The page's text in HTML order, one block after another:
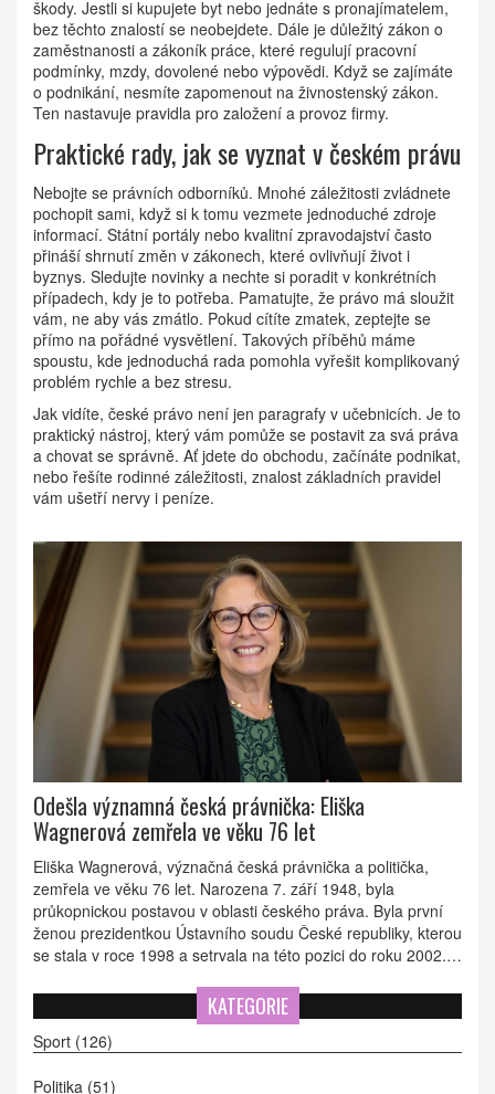
škody. Jestli si kupujete byt nebo jednáte s pronajímatelem,
bez těchto znalostí se neobejdete. Dále je důležitý zákon o
zaměstnanosti a zákoník práce, které regulují pracovní
podmínky, mzdy, dovolené nebo výpovědi. Když se zajímáte
o podnikání, nesmíte zapomenout na živnostenský zákon.
Ten nastavuje pravidla pro založení a provoz firmy.
Praktické rady, jak se vyznat v českém právu
Nebojte se právních odborníků. Mnohé záležitosti zvládnete
pochopit sami, když si k tomu vezmete jednoduché zdroje
informací. Státní portály nebo kvalitní zpravodajství často
přináší shrnutí změn v zákonech, které ovlivňují život i
byznys. Sledujte novinky a nechte si poradit v konkrétních
případech, kdy je to potřeba. Pamatujte, že právo má sloužit
vám, ne aby vás zmátlo. Pokud cítíte zmatek, zeptejte se
přímo na pořádné vysvětlení. Takových příběhů máme
spoustu, kde jednoduchá rada pomohla vyřešit komplikovaný
problém rychle a bez stresu.
Jak vidíte, české právo není jen paragrafy v učebnicích. Je to
praktický nástroj, který vám pomůže se postavit za svá práva
a chovat se správně. Ať jdete do obchodu, začínáte podnikat,
nebo řešíte rodinné záležitosti, znalost základních pravidel
vám ušetří nervy i peníze.
Odešla významná česká právnička: Eliška
Wagnerová zemřela ve věku 76 let
Eliška Wagnerová, význačná česká právnička a politička,
zemřela ve věku 76 let. Narozena 7. září 1948, byla
průkopnickou postavou v oblasti českého práva. Byla první
ženou prezidentkou Ústavního soudu České republiky, kterou
se stala v roce 1998 a setrvala na této pozici do roku 2002.
prezidentkou Ústavního soudu a tuto funkci zastávala do
roku 2012.
KATEGORIE
Sport (126)
Politika (51)